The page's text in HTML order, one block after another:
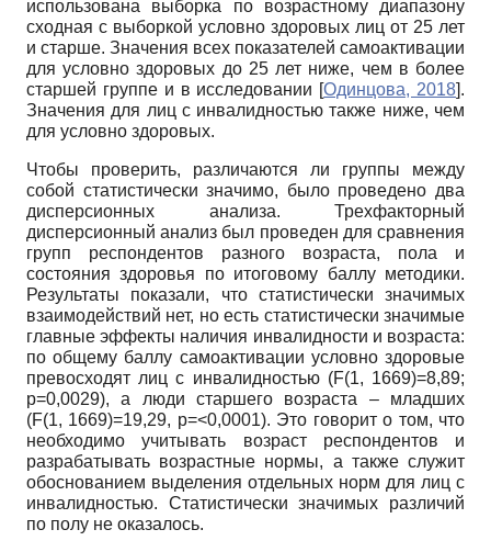
использована выборка по возрастному диапазону
сходная с выборкой условно здоровых лиц от 25 лет
и старше. Значения всех показателей самоактивации
для условно здоровых до 25 лет ниже, чем в более
старшей группе и в исследовании [Одинцова, 2018].
Значения для лиц с инвалидностью также ниже, чем
для условно здоровых.
Чтобы проверить, различаются ли группы между
собой статистически значимо, было проведено два
дисперсионных анализа. Трехфакторный
дисперсионный анализ был проведен для сравнения
групп респондентов разного возраста, пола и
состояния здоровья по итоговому баллу методики.
Результаты показали, что статистически значимых
взаимодействий нет, но есть статистически значимые
главные эффекты наличия инвалидности и возраста:
по общему баллу самоактивации условно здоровые
превосходят лиц с инвалидностью (F(1, 1669)=8,89;
p=0,0029), а люди старшего возраста – младших
(F(1, 1669)=19,29, p=<0,0001). Это говорит о том, что
необходимо учитывать возраст респондентов и
разрабатывать возрастные нормы, а также служит
обоснованием выделения отдельных норм для лиц с
инвалидностью. Статистически значимых различий
по полу не оказалось.